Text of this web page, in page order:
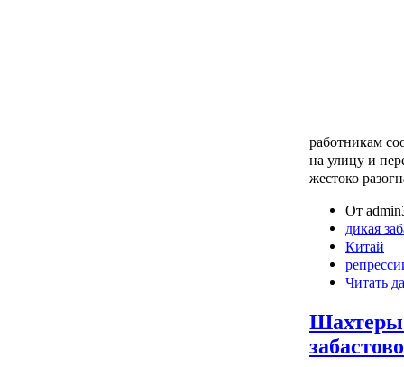
работникам
на улицу и
жестоко
От
дикая
Китай
Читать